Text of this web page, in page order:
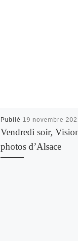
Publié 19 novembre
Vendredi soir,
photos d’Alsace